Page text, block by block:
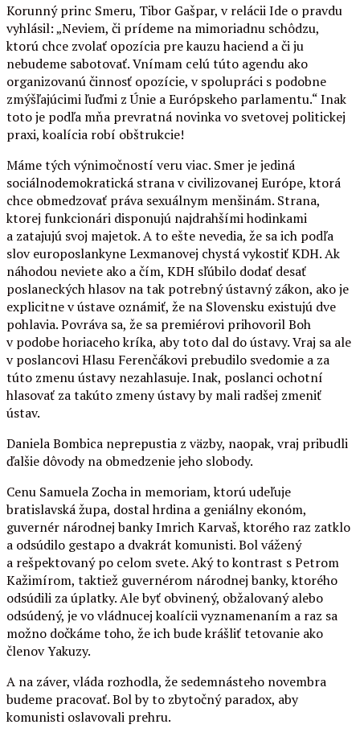
Korunný princ Smeru, Tibor Gašpar, v relácii Ide o pravdu
vyhlásil: „Neviem, či prídeme na mimoriadnu schôdzu,
ktorú chce zvolať opozícia pre kauzu haciend a či ju
nebudeme sabotovať. Vnímam celú túto agendu ako
organizovanú činnosť opozície, v spolupráci s podobne
zmýšľajúcimi ľuďmi z Únie a Európskeho parlamentu.“ Inak
toto je podľa mňa prevratná novinka vo svetovej politickej
praxi, koalícia robí obštrukcie!
Máme tých výnimočností veru viac. Smer je jediná
sociálnodemokratická strana v civilizovanej Európe, ktorá
chce obmedzovať práva sexuálnym menšinám. Strana,
ktorej funkcionári disponujú najdrahšími hodinkami
a zatajujú svoj majetok. A to ešte nevedia, že sa ich podľa
slov europoslankyne Lexmanovej chystá vykostiť KDH. Ak
náhodou neviete ako a čím, KDH sľúbilo dodať desať
poslaneckých hlasov na tak potrebný ústavný zákon, ako je
explicitne v ústave oznámiť, že na Slovensku existujú dve
pohlavia. Povráva sa, že sa premiérovi prihovoril Boh
v podobe horiaceho kríka, aby toto dal do ústavy. Vraj sa ale
v poslancovi Hlasu Ferenčákovi prebudilo svedomie a za
túto zmenu ústavy nezahlasuje. Inak, poslanci ochotní
hlasovať za takúto zmeny ústavy by mali radšej zmeniť
ústav.
Daniela Bombica neprepustia z väzby, naopak, vraj pribudli
ďalšie dôvody na obmedzenie jeho slobody.
Cenu Samuela Zocha in memoriam, ktorú udeľuje
bratislavská župa, dostal hrdina a geniálny ekonóm,
guvernér národnej banky Imrich Karvaš, ktorého raz zatklo
a odsúdilo gestapo a dvakrát komunisti. Bol vážený
a rešpektovaný po celom svete. Aký to kontrast s Petrom
Kažimírom, taktiež guvernérom národnej banky, ktorého
odsúdili za úplatky. Ale byť obvinený, obžalovaný alebo
odsúdený, je vo vládnucej koalícii vyznamenaním a raz sa
možno dočkáme toho, že ich bude krášliť tetovanie ako
členov Yakuzy.
A na záver, vláda rozhodla, že sedemnásteho novembra
budeme pracovať. Bol by to zbytočný paradox, aby
komunisti oslavovali prehru.